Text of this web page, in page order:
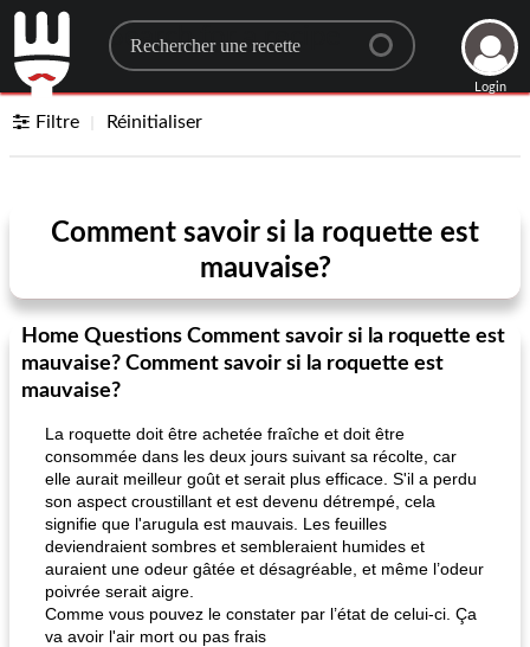
Search for a recipe
Login
Filtre Réinitialiser
Comment savoir si la roquette est
mauvaise?
Home Questions Comment savoir si la roquette est
mauvaise? Comment savoir si la roquette est
mauvaise?
La roquette doit être achetée fraîche et doit être
consommée dans les deux jours suivant sa récolte, car
elle aurait meilleur goût et serait plus efficace. S'il a perdu
son aspect croustillant et est devenu détrempé, cela
signifie que l'arugula est mauvais. Les feuilles
deviendraient sombres et sembleraient humides et
auraient une odeur gâtée et désagréable, et même l’odeur
poivrée serait aigre.
Comme vous pouvez le constater par l’état de celui-ci. Ça
va avoir l'air mort ou pas frais